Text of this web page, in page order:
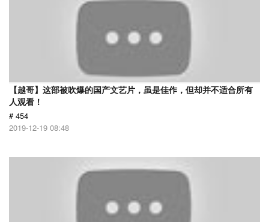
【越哥】这部被吹爆的国产文艺片，虽是佳作，但却并不适合所有
人观看！
# 454
2019-12-19 08:48